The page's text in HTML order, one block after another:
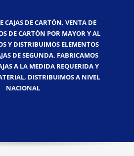
CAJAS DE CARTÓN, VENTA DE
DE CARTÓN POR MAYOR Y AL
Y DISTRIBUIMOS ELEMENTOS
DE SEGUNDA, FABRICAMOS
A LA MEDIDA REQUERIDA Y
DISTRIBUIMOS A NIVEL
NACIONAL